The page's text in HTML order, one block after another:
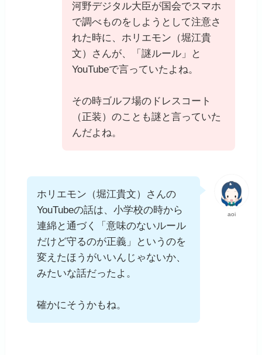
河野デジタル大臣が国会でスマホ
で調べものをしようとして注意さ
れた時に、ホリエモン（堀江貴
文）さんが、「謎ルール」と
YouTubeで言っていたよね。
その時ゴルフ場のドレスコート
（正装）のことも謎と言っていた
んだよね。
aoi
ホリエモン（堀江貴文）さんの
YouTubeの話は、小学校の時から
連綿と通づく「意味のないルール
だけど守るのが正義」というのを
変えたほうがいいんじゃないか、
みたいな話だったよ。
確かにそうかもね。